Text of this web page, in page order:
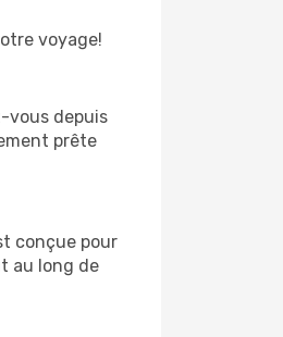
voyage!
vous depuis
prête
conçue pour
au long de